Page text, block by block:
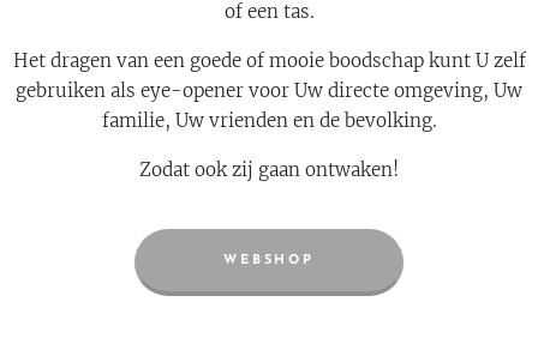
of een tas.
Het dragen van een goede of mooie boodschap kunt U zelf
gebruiken als eye-opener voor Uw directe omgeving, Uw
familie, Uw vrienden en de bevolking.
Zodat ook zij gaan ontwaken!
WEBSHOP